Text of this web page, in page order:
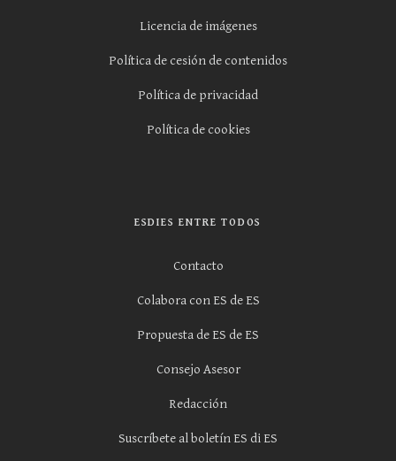
Licencia de imágenes
Política de cesión de contenidos
Política de privacidad
Política de cookies
ESDIES ENTRE TODOS
Contacto
Colabora con ES de ES
Propuesta de ES de ES
Consejo Asesor
Redacción
Suscríbete al boletín ES di ES